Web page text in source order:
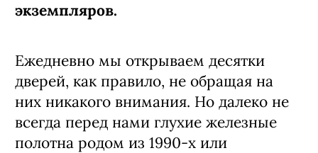
экземпляров.
Ежедневно мы открываем десятки
дверей, как правило, не обращая на
них никакого внимания. Но далеко не
всегда перед нами глухие железные
полотна родом из 1990-х или